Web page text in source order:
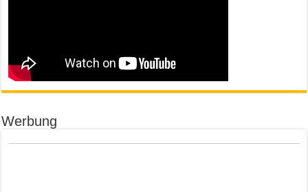
Werbung